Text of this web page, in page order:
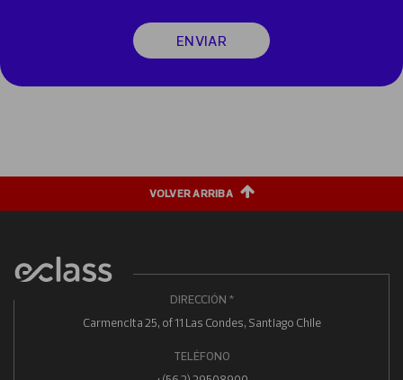
ENVIAR
VOLVER ARRIBA
DIRECCIÓN *
Carmencita 25, of 11 Las Condes, Santiago Chile
TELÉFONO